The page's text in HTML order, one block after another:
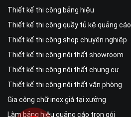
Thiết kế thi công bảng hiệu
Thiết kế thi công quầy tủ kệ quảng cáo
Thiết kế thi công shop chuyên nghiệp
Thiết kế thi công nội thất showroom
Thiết kế thi công nội thất chung cư
Thiết kế thi công nội thất văn phòng
Gia công chữ inox giá tại xưởng
Làm bảng hiệu quảng cáo trọn gói